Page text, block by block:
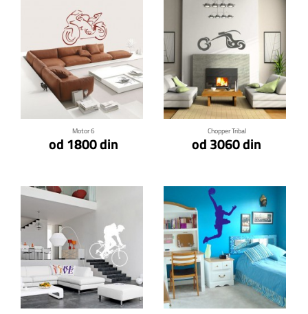
Motor 6
od 1800 din
Klikni za detalje
Chopper Tribal
od 3060 din
Klikni za detalje
Klikni za detalje Klikni za detalje